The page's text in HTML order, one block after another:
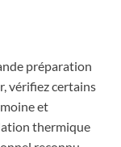
préparation
vérifiez certains
et
thermique